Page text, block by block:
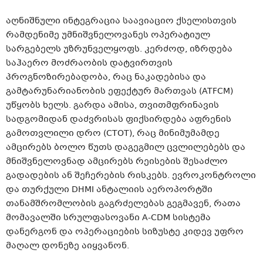
აღნიშნული ინტეგრაცია საავიაციო ქსელისთვის
რამდენიმე უმნიშვნელოვანეს ოპერატიულ
სარგებელს უზრუნველყოფს. კერძოდ, იზრდება
საჰაერო მოძრაობის დატვირთვის
პროგნოზირებადობა, რაც ნაკადებისა და
გამტარუნარიანობის ეფექტურ მართვას (ATFCM)
უწყობს ხელს. გარდა ამისა, თვითმფრინავის
სადგომიდან დაძვრისას ფიქსირდება აფრენის
გამოთვლილი დრო (CTOT), რაც მინიმუმამდე
ამცირებს ბოლო წუთს დაგეგმილ ცვლილებებს და
მნიშვნელოვნად ამცირებს რეისების შესაძლო
გადადების ან შეჩერების რისკებს. ევროკონტროლი
და თურქული DHMI ანტალიის აეროპორტში
თანამშრომლობის გაგრძელებას გეგმავენ, რათა
მომავალში სრულფასოვანი A-CDM სისტემა
დანერგონ და ოპერაციების სიზუსტე კიდევ უფრო
მაღალ დონეზე აიყვანონ.